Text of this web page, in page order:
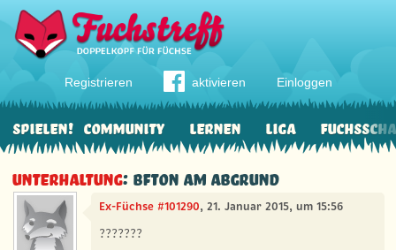
Registrieren aktivieren Einloggen
Community Lernen Liga
Spielen!
Unterhaltung: BFTON am Abgrund
Ex-Füchse #101290, 21. Januar 2015, um 15:56
???????